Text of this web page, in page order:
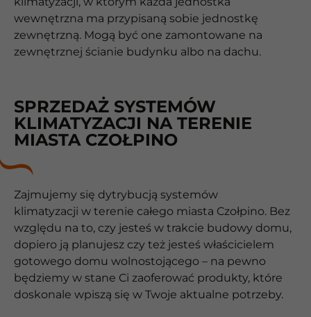
wewnętrzna ma przypisaną sobie jednostkę
zewnętrzną. Mogą być one zamontowane na
zewnętrznej ścianie budynku albo na dachu.
SPRZEDAŻ SYSTEMÓW
KLIMATYZACJI NA TERENIE
MIASTA CZOŁPINO
Zajmujemy się dytrybucją systemów
klimatyzacji w terenie całego miasta Czołpino. Bez
względu na to, czy jesteś w trakcie budowy domu,
dopiero ją planujesz czy też jesteś właścicielem
gotowego domu wolnostojącego – na pewno
będziemy w stane Ci zaoferować produkty, które
doskonale wpiszą się w Twoje aktualne potrzeby.